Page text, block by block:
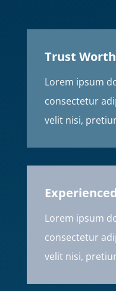
Trust
Lorem ipsum
consectetur
velit nisi,
Experienced
Lorem ipsum
consectetur
velit nisi,